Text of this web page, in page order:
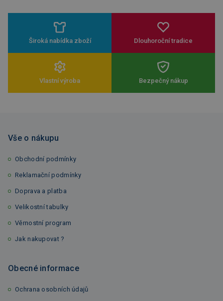
Široká nabídka zboží Dlouhoroční tradice
Vlastní výroba Bezpečný nákup
Vše o nákupu
Obchodní podmínky
Reklamační podmínky
Doprava a platba
Velikostní tabulky
Věrnostní program
Jak nakupovat ?
Obecné informace
Ochrana osobních údajů